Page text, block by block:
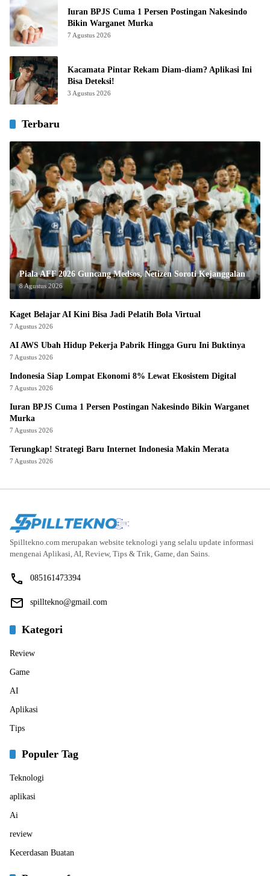
Iuran BPJS Cuma 1 Persen Postingan Nakesindo
Bikin Warganet Murka
7 Agustus 2026
Kacamata Pintar Rekam Diam-diam? Aplikasi Ini
Bisa Deteksi!
3 Agustus 2026
Terbaru
Piala AFF 2026 Guncang Medsos, Netizen Soroti Kejanggalan
8 Agustus 2026
Kaget Belajar AI Kini Bisa Jadi Pelatih Bola Virtual
7 Agustus 2026
AI AWS Ubah Hidup Pekerja Pabrik Hingga Guru Ini Buktinya
7 Agustus 2026
Indonesia Siap Lompat Ekonomi 8% Lewat Ekosistem Digital
7 Agustus 2026
Iuran BPJS Cuma 1 Persen Postingan Nakesindo Bikin Warganet
Murka
7 Agustus 2026
Terungkap! Strategi Baru Internet Indonesia Makin Merata
7 Agustus 2026
Spilltekno.com merupakan website teknologi yang selalu update informasi
mengenai Aplikasi, AI, Review, Tips & Trik, Game, dan Sains.
085161473394
spilltekno@gmail.com
Kategori
Review
Game
AI
Aplikasi
Tips
Populer Tag
Teknologi
aplikasi
Ai
review
Kecerdasan Buatan